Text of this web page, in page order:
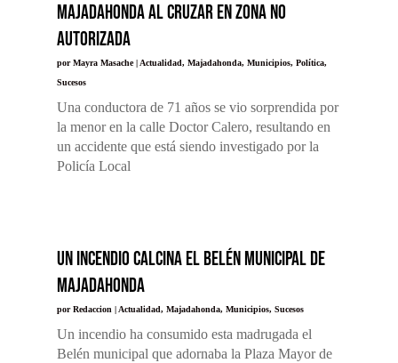
Majadahonda al cruzar en zona no
autorizada
porMayra Masache|Actualidad, Majadahonda, Municipios, Política,
Sucesos
Una conductora de 71 años se vio sorprendida por
la menor en la calle Doctor Calero, resultando en
un accidente que está siendo investigado por la
Policía Local
Un incendio calcina el Belén municipal de
Majadahonda
porRedaccion| Actualidad, Majadahonda, Municipios, Sucesos
Un incendio ha consumido esta madrugada el
Belén municipal que adornaba la Plaza Mayor de